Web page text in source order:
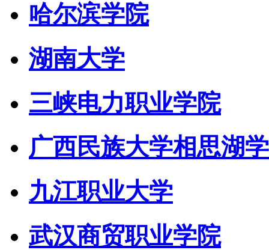
哈尔滨学院
湖南大学
三峡电力职业学院
广西民族大学相思湖
九江职业大学
武汉商贸职业学院